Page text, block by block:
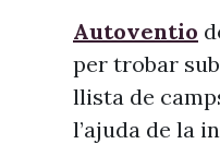
Autoventio
per trobar
llista de
l’ajuda de la